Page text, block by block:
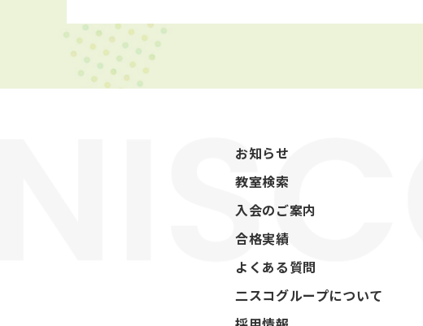
お知らせ
教室検索
入会のご案内
合格実績
よくある質問
二スコグループについて